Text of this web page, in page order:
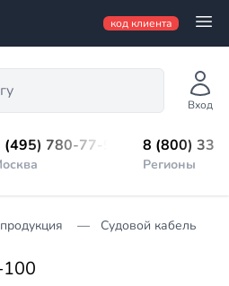
код клиента
Вход
(495) 780-77-98 8 (800)
Регионы
Судовой кабель